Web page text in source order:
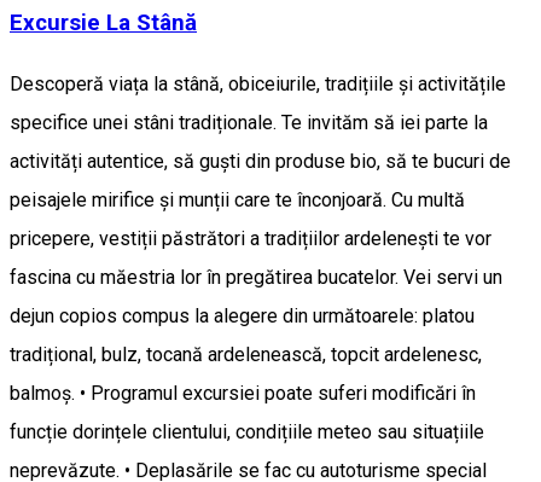
Excursie La Stână
Descoperă viața la stână, obiceiurile, tradițiile și activitățile
specifice unei stâni tradiționale. Te invităm să iei parte la
activități autentice, să guști din produse bio, să te bucuri de
peisajele mirifice și munții care te înconjoară. Cu multă
pricepere, vestiții păstrători a tradițiilor ardelenești te vor
fascina cu măestria lor în pregătirea bucatelor. Vei servi un
dejun copios compus la alegere din următoarele: platou
tradițional, bulz, tocană ardelenească, topcit ardelenesc,
balmoș. • Programul excursiei poate suferi modificări în
funcție dorințele clientului, condițiile meteo sau situațiile
neprevăzute. • Deplasările se fac cu autoturisme special